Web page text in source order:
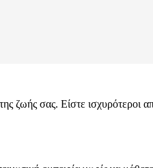
ζωής σας. Είστε ισχυρότεροι